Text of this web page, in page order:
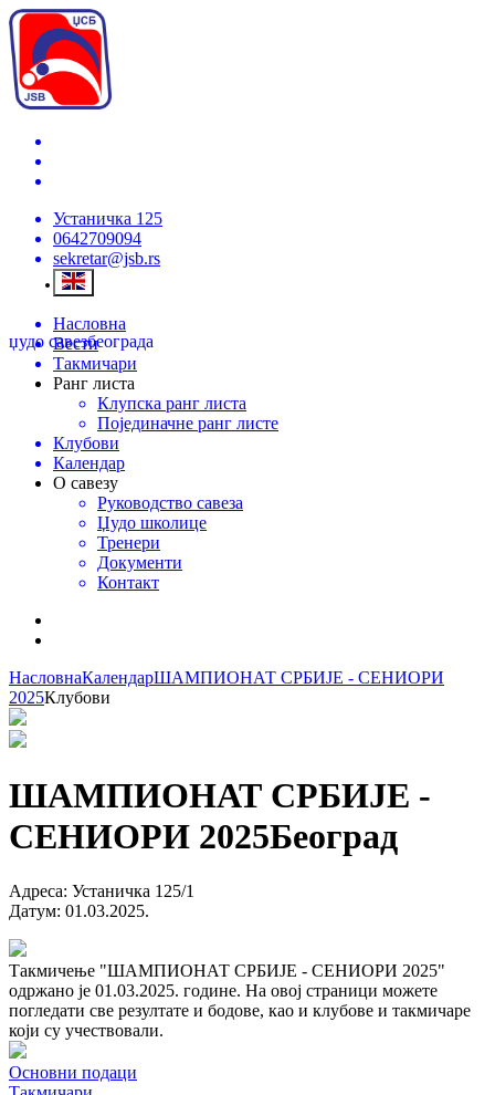
Устаничка 125
0642709094
sekretar@jsb.rs
џудо савезбеограда
Насловна
Вести
Такмичари
Ранг листа
Клупска ранг листа
Појединачне ранг листе
Клубови
Календар
О савезу
Руководство савеза
Џудо школице
Тренери
Документи
Контакт
НасловнаКалендарШАМПИОНАТ СРБИЈЕ - СЕНИОРИ
2025Клубови
ШАМПИОНАТ СРБИЈЕ -
СЕНИОРИ 2025Београд
Адреса: Устаничка 125/1
Датум: 01.03.2025.
Такмичење "ШАМПИОНАТ СРБИЈЕ - СЕНИОРИ 2025"
одржано је 01.03.2025. године. На овој страници можете
погледати све резултате и бодове, као и клубове и такмичаре
који су учествовали.
Основни подаци